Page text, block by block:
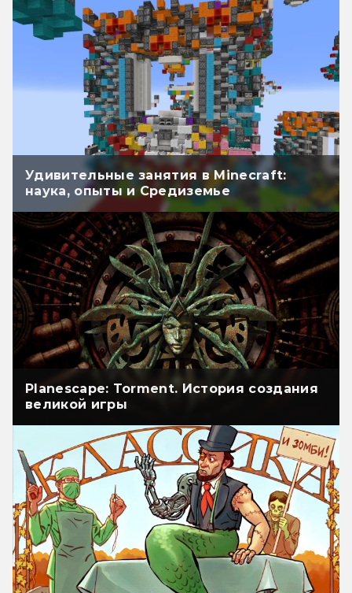
Удивительные занятия в Minecraft:
наука, опыты и Средиземье
Planescape: Torment. История создания
великой игры